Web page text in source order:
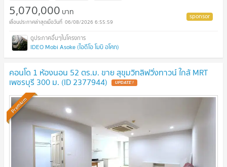
5,070,000 บาท
06/08/2026 6:55:59
IDEO Mobi Asoke (ไอดีโอ โมบิ อโศก)
คอนโด 1 ห้องนอน 52 ตร.ม. ขาย สุขุมวิทลิฟวิ่งทาวน์ ใกล้ MRT
เพชรบุรี 300 ม. (ID 2377944) UPDATE !
Premium